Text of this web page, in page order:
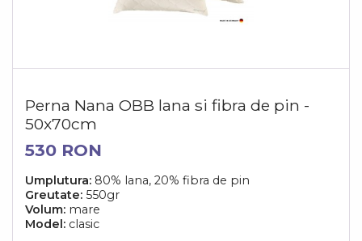
Perna Nana OBB lana si fibra de pin -
50x70cm
530 RON
Umplutura: 80% lana, 20% fibra de pin
Greutate: 550gr
Volum: mare
Model: clasic